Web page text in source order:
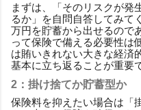
まずは、「そのリスクが発
るか」を自問自答してみて
万円を貯蓄から出せるので
って保険で備える必要性は
は賄いきれない大きな経済
基本に立ち返ることが重要
2：掛け捨てか貯蓄型か
保険料を抑えたい場合は「